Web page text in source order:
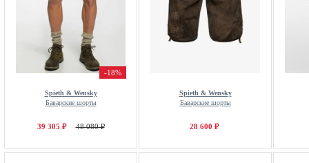
-18%
Spieth & Wensky
Баварские шорты
39 305 ₽ 48 080 ₽
Spieth & Wensky
Баварские шорты
28 600 ₽